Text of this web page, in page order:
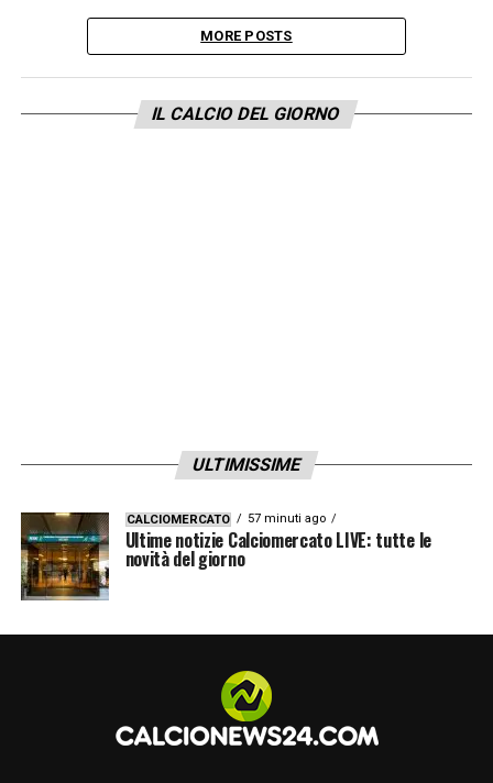
MORE POSTS
IL CALCIO DEL GIORNO
ULTIMISSIME
CALCIOMERCATO 57 minuti ago
Ultime notizie Calciomercato LIVE: tutte le
novità del giorno